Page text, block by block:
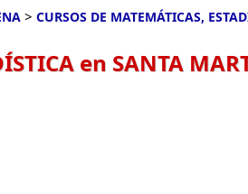
> CURSOS DE MATEMÁTICAS,
en SANTA